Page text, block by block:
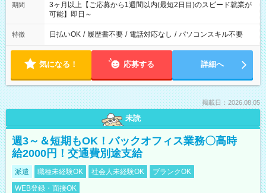
期間
3ヶ月以上【ご応募から1週間以内(最短2日目)のスピード就業が
可能】即日～
特徴 日払いOK / 履歴書不要 / 電話対応なし / パソコンスキル不要
気になる！ 応募する 詳細へ
掲載日：2026.08.05
未読
週3～＆短期もOK！バックオフィス業務〇高時
給2000円！交通費別途支給
派遣 職種未経験OK 社会人未経験OK
ブランクOK
WEB登録・面接OK